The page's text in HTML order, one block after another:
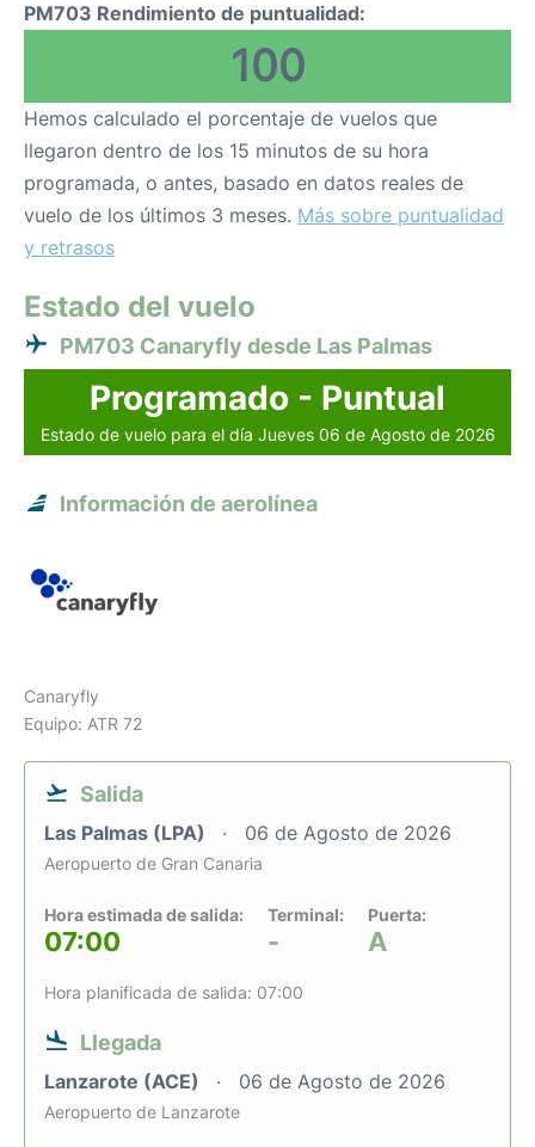
PM703 Rendimiento de puntualidad:
100
Hemos calculado el porcentaje de vuelos que
llegaron dentro de los 15 minutos de su hora
programada, o antes, basado en datos reales de
vuelo de los últimos 3 meses. Más sobre puntualidad
y retrasos
Estado del vuelo
PM703 Canaryfly desde Las Palmas
Programado - Puntual
Estado de vuelo para el día Jueves 06 de Agosto de 2026
Información de aerolínea
Canaryfly
Equipo: ATR 72
Salida
Las Palmas (LPA) 06 de Agosto de 2026
Aeropuerto de Gran Canaria
Hora estimada de salida:
07:00
Terminal:
-
Puerta:
A
Hora planificada de salida: 07:00
Llegada
Lanzarote (ACE) 06 de Agosto de 2026
Aeropuerto de Lanzarote